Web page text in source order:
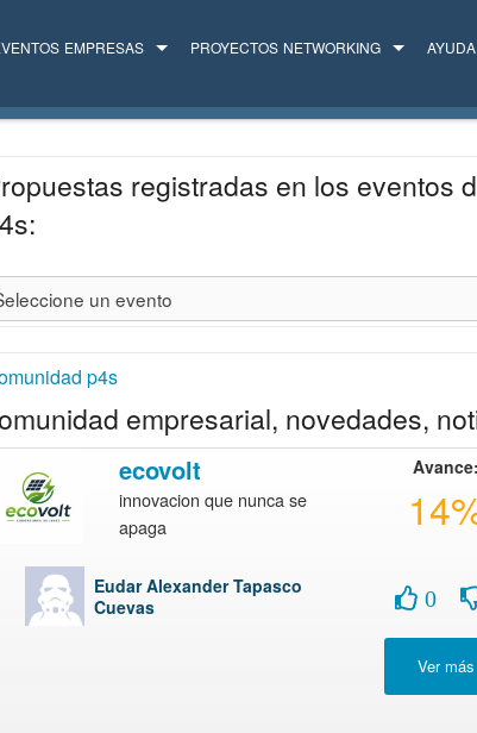
EMPRESAS PROYECTOS NETWORKING AYUDA
registradas en los eventos
p4s
empresarial, novedades,
ecovolt
innovacion que nunca se
apaga
Eudar Alexander Tapasco
Cuevas
Avance:
0